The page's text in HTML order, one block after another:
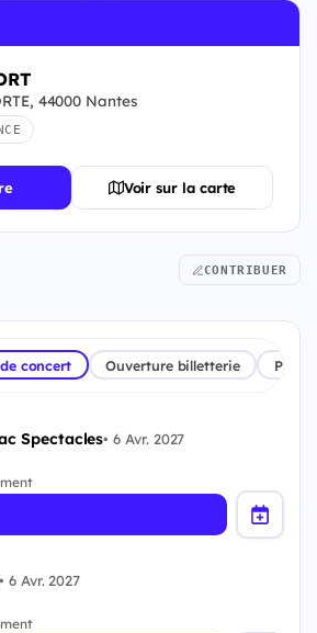
44000 Nantes
Voir sur la carte
CONTRIBUER
concert Ouverture billetterie
Spectacles•6 Avr. 2027
• 6 Avr. 2027